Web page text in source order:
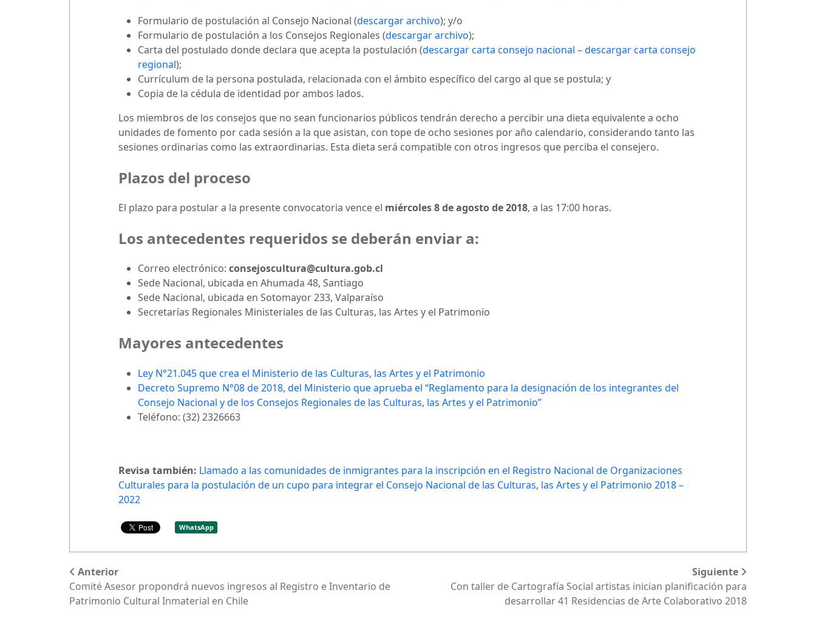
Formulario de postulación al Consejo Nacional (descargar archivo); y/o
Formulario de postulación a los Consejos Regionales (descargar archivo);
Carta del postulado donde declara que acepta la postulación (descargar carta consejo nacional –descargar carta consejo
regional);
Currículum de la persona postulada, relacionada con el ámbito específico del cargo al que se postula; y
Copia de la cédula de identidad por ambos lados.
Los miembros de los consejos que no sean funcionarios públicos tendrán derecho a percibir una dieta equivalente a ocho
unidades de fomento por cada sesión a la que asistan, con tope de ocho sesiones por año calendario, considerando tanto las
sesiones ordinarias como las extraordinarias. Esta dieta será compatible con otros ingresos que perciba el consejero.
Plazos del proceso
El plazo para postular a la presente convocatoria vence el miércoles 8 de agosto de 2018, a las 17:00 horas.
Los antecedentes requeridos se deberán enviar a:
Correo electrónico: consejoscultura@cultura.gob.cl
Sede Nacional, ubicada en Ahumada 48, Santiago
Sede Nacional, ubicada en Sotomayor 233, Valparaíso
Secretarías Regionales Ministeriales de las Culturas, las Artes y el Patrimonio
Mayores antecedentes
Ley N°21.045 que crea el Ministerio de las Culturas, las Artes y el Patrimonio
Decreto Supremo N°08 de 2018, del Ministerio que aprueba el “Reglamento para la designación de los integrantes del
Consejo Nacional y de los Consejos Regionales de las Culturas, las Artes y el Patrimonio”
Teléfono: (32) 2326663
Revisa también: Llamado a las comunidades de inmigrantes para la inscripción en el Registro Nacional de Organizaciones
Culturales para la postulación de un cupo para integrar el Consejo Nacional de las Culturas, las Artes y el Patrimonio 2018 –
2022
WhatsApp
Anterior
Comité Asesor propondrá nuevos ingresos al Registro e Inventario de
Patrimonio Cultural Inmaterial en Chile
Siguiente
Con taller de Cartografía Social artistas inician planificación para
desarrollar 41 Residencias de Arte Colaborativo 2018